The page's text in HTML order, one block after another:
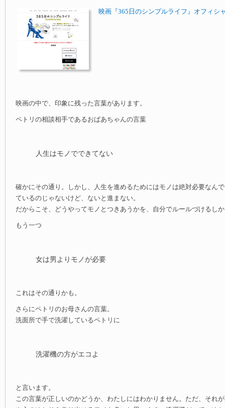
映画『365日のシンプルライフ』オフィシ
映画の中で、印象に残った言葉があります。
ペトリの相談相手であるおばあちゃんの言葉
人生はモノでできてない
確かにその通り。しかし、人生を進めるためにはモノは絶対必要なん
ているのじゃないけど、ないと進まない。
だからこそ、どうやってモノとつきあうかを、自分でルールづけるし
もう一つ
女は男よりモノが必要
これはその通りかも。
さらにペトリのお母さんの言葉。
洗面所で手で洗濯しているペトリに
洗濯機の方がエコよ
と言います。
この言葉が正しいのかどうか、わたしにはわかりません。ただ、それ